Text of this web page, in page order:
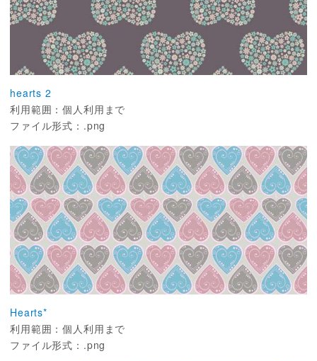
hearts 2
利用範囲：個人利用まで
ファイル形式：.png
Hearts*
利用範囲：個人利用まで
ファイル形式：.png